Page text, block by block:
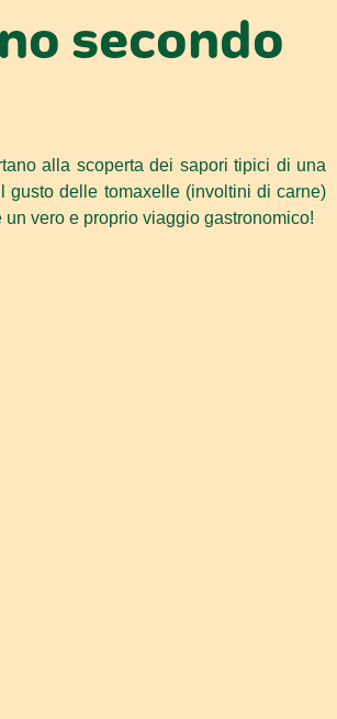
secondo
alla scoperta dei sapori tipici di una
gusto delle tomaxelle (involtini di carne)
vero e proprio viaggio gastronomico!